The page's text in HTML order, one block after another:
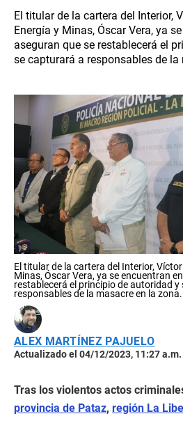
El titular de la cartera del Interior,
Energía y Minas, Óscar Vera, ya
aseguran que se restablecerá el
se capturará a responsables de la
El titular de la cartera del Interior,
Minas, Óscar Vera, ya se encuentran
restablecerá el principio de autoridad y
responsables de la masacre en la zona.
ALEX MARTÍNEZ PAJUELO
Actualizado el 04/12/2023, 11:27 a.m.
Tras los violentos actos
provincia de Pataz, región La